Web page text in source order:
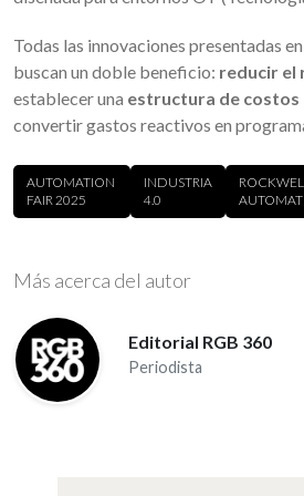
Todas las innovaciones presentadas
buscan un doble beneficio: reducir el
establecer una estructura de costos
convertir gastos reactivos en
AUTOMATION
FAIR 2025
INDUSTRIA
4.0
Más acerca del autor
Editorial RGB 360
Periodista